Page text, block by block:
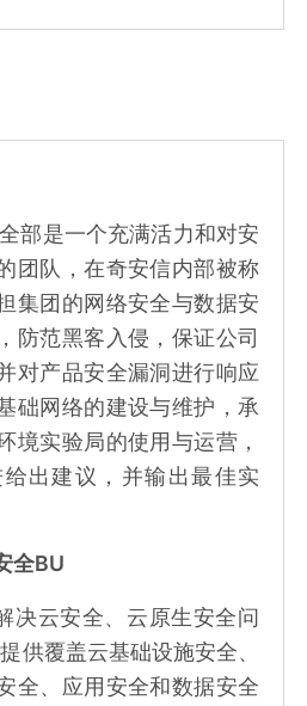
是一个充满活力和对安
团队，在奇安信内部被称
集团的网络安全与数据安
防范黑客入侵，保证公司
对产品安全漏洞进行响应
础网络的建设与维护，承
境实验局的使用与运营，
出建议，并输出最佳实
全BU
云安全、云原生安全问
供覆盖云基础设施安全、
全、应用安全和数据安全